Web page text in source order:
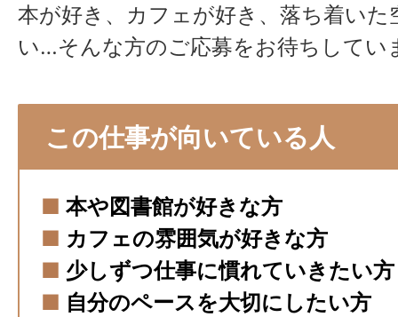
本が好き、カフェが好き、落ち着いた
い…そんな方のご応募をお待ちしてい
この仕事が向いている人
■ 本や図書館が好きな方
■ カフェの雰囲気が好きな方
■ 少しずつ仕事に慣れていきたい方
■ 自分のペースを大切にしたい方